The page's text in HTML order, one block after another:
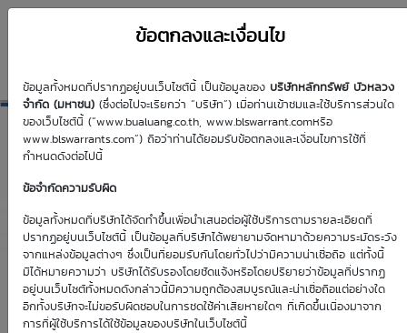
ข้อตกลงและเงื่อนไข
ข้อมูลทั้งหมดที่ปรากฏอยู่บนเว็บไซต์นี้ เป็นข้อมูลของ บริษัทหลักทรัพย์ บัวหลวง
จำกัด (มหาชน) (ซึ่งต่อไปจะเรียกว่า “บริษัท”) เมื่อท่านเข้าชมและใช้บริการส่วนใด
ของเว็บไซต์นี้ (“www.bualuang.co.th, www.blswarrant.comหรือ
www.blswarrants.com”) ถือว่าท่านได้ยอมรับข้อตกลงและเงื่อนไขการใช้ที่
กำหนดดังต่อไปนี้
ข้อจำกัดความรับผิด
ข้อมูลทั้งหมดที่บริษัทได้จัดทำขึ้นเพื่อนำเสนอต่อผู้ใช้บริการตามรายละเอียดที่
ปรากฏอยู่บนเว็บไซต์นี้ เป็นข้อมูลที่บริษัทได้พยายามจัดหามาด้วยความระมัดระวัง
จากแหล่งข้อมูลต่างๆ ซึ่งเป็นที่ยอมรับกันโดยทั่วไปว่ามีความน่าเชื่อถือ แต่ทั้งนี้
มิได้หมายความว่า บริษัทได้รับรองโดยชัดแจ้งหรือโดยปริยายว่าข้อมูลที่ปรากฏ
อยู่บนเว็บไซต์ทั้งหมดดังกล่าวนี้มีความถูกต้องสมบูรณ์และน่าเชื่อถือแต่อย่างใด
อีกทั้งบริษัทจะไม่ขอรับผิดชอบในการชดใช้ค่าเสียหายใดๆ ที่เกิดขึ้นเนื่องมาจาก
การที่ผู้ใช้บริการได้ใช้ข้อมูลของบริษัทในเว็บไซต์นี้
TOA01C2702T
วันซื้อขายวันแรก
30 ม.ค. 2569
10 ส.ค. 2569
วันซื้อขายวันสุดท้าย
5 ก.พ. 2570